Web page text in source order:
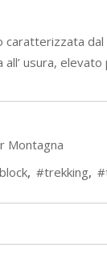
caratterizzata
usura,
Montagna
, #trekking,